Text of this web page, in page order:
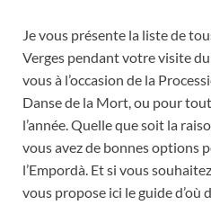
Je vous présente la liste de
Verges pendant votre visite
vous à l’occasion de la
Danse de la Mort, ou pour
l’année. Quelle que soit la
vous avez de bonnes options
l’Empordà. Et si vous
vous propose ici le guide d’où